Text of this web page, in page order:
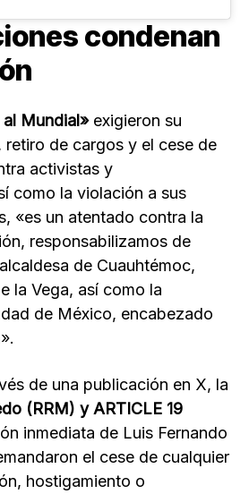
condenan
al Mundial»exigieron su
retiro de cargos y el cese de
activistas y
como la violación a sus
«es un atentado contra la
responsabilizamos de
de Cuauhtémoc,
la Vega, así como la
de México, encabezado
de una publicación en X, la
(RRM) y ARTICLE 19
inmediata de Luis Fernando
el cese de cualquier
hostigamiento o